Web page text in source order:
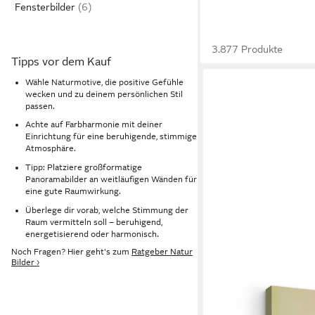
Fensterbilder
Tipps vor dem Kauf
Wähle Naturmotive, die positive Gefühle
wecken und zu deinem persönlichen Stil
passen.
Achte auf Farbharmonie mit deiner
Einrichtung für eine beruhigende, stimmige
Atmosphäre.
Tipp: Platziere großformatige
Panoramabilder an weitläufigen Wänden für
eine gute Raumwirkung.
Überlege dir vorab, welche Stimmung der
Raum vermitteln soll – beruhigend,
energetisierend oder harmonisch.
Noch Fragen? Hier geht's zum Ratgeber Natur
Bilder ›
3.877 Produkte